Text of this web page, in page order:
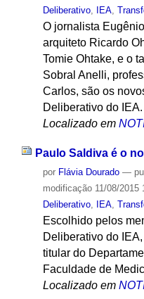
Deliberativo, IEA,
O jornalista
arquiteto Ricardo
Tomie Ohtake, e o
Sobral Anelli,
Carlos, são os
Deliberativo do IEA.
Localizado em
Paulo Saldiva é o
por Flávia Dourado —
modificação11/08/2015
Deliberativo, IEA,
Escolhido pelos
Deliberativo do
titular do
Faculdade de
Localizado em